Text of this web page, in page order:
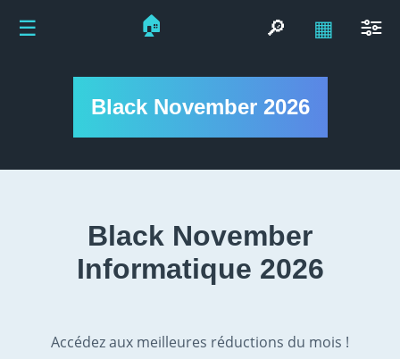
Black November 2026
Black November
Informatique 2026
Accédez aux meilleures réductions du mois !
☰ 🏠 🔎 ▦